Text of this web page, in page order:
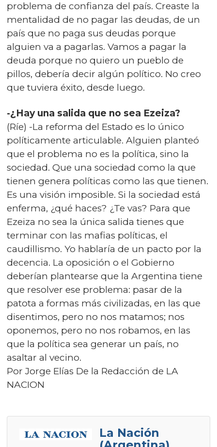
problema de confianza del país. Creaste la
mentalidad de no pagar las deudas, de un
país que no paga sus deudas porque
alguien va a pagarlas. Vamos a pagar la
deuda porque no quiero un pueblo de
pillos, debería decir algún político. No creo
que tuviera éxito, desde luego.
-¿Hay una salida que no sea Ezeiza?
(Ríe) -La reforma del Estado es lo único
políticamente articulable. Alguien planteó
que el problema no es la política, sino la
sociedad. Que una sociedad como la que
tienen genera políticas como las que tienen.
Es una visión imposible. Si la sociedad está
enferma, ¿qué haces? ¿Te vas? Para que
Ezeiza no sea la única salida tienes que
terminar con las mafias políticas, el
caudillismo. Yo hablaría de un pacto por la
decencia. La oposición o el Gobierno
deberían plantearse que la Argentina tiene
que resolver ese problema: pasar de la
patota a formas más civilizadas, en las que
disentimos, pero no nos matamos; nos
oponemos, pero no nos robamos, en las
que la política sea generar un país, no
asaltar al vecino.
Por Jorge Elías De la Redacción de LA
NACION
La Nación